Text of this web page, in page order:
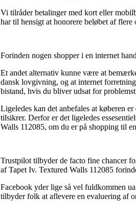
Vi tilråder betalinger med kort eller
har til hensigt at honorere beløbet af flere
Forinden nogen shopper i en internet
Et andet alternativ kunne være at
dansk lovgivning, og at internet
bistand, hvis du bliver udsat for
Ligeledes kan det anbefales at køberen
tilsikrer. Derfor er det ligeledes
Walls 112085, om du er på shopping til
Trustpilot tilbyder de facto fine chancer
af Tapet Iv. Textured Walls 112085
Facebook yder lige så vel fuldkommen
tilbyder folk at aflevere en evaluering af